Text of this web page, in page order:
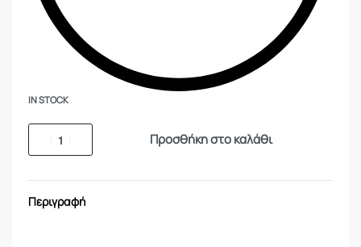
IN STOCK
Προσθήκη στο καλάθι
Περιγραφή